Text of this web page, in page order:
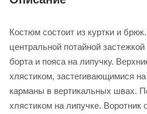
Костюм состоит из куртки и
центральной потайной
борта и пояса на липучку.
хлястиком, застегивающимися
карманы в вертикальных швах.
хлястиком на липучке. Воротник